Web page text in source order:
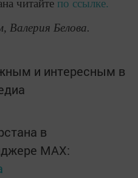
читайте по ссылке.
Белова.
и интересным в
в
MАХ: